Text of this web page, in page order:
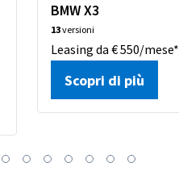
BMW X3
13versioni
Leasing da € 550/mese*
Scopri di più